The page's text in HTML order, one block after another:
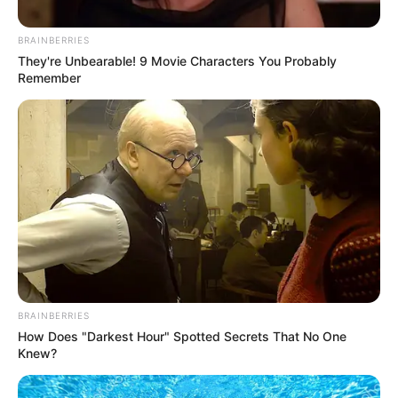
RCN radio
Shakira le cantó la tabla a Piqué y a su nueva novia.
Por:Paula Ceballos
Abril 2, 2023
COMPARTIR
BRAINBERRIES
They're Unbearable! 9 Movie Characters You Probably
Remember
BRAINBERRIES
How Does "Darkest Hour" Spotted Secrets That No One
Knew?